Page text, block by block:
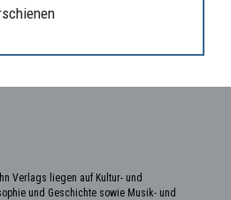
Verlags liegen auf Kultur- und
und Geschichte sowie Musik- und